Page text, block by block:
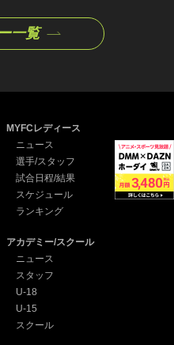
一覧
MYFCレディース
ニュース
選手/スタッフ
試合日程/結果
スケジュール
ランキング
アカデミー/スクール
ニュース
スタッフ
U-18
U-15
スクール